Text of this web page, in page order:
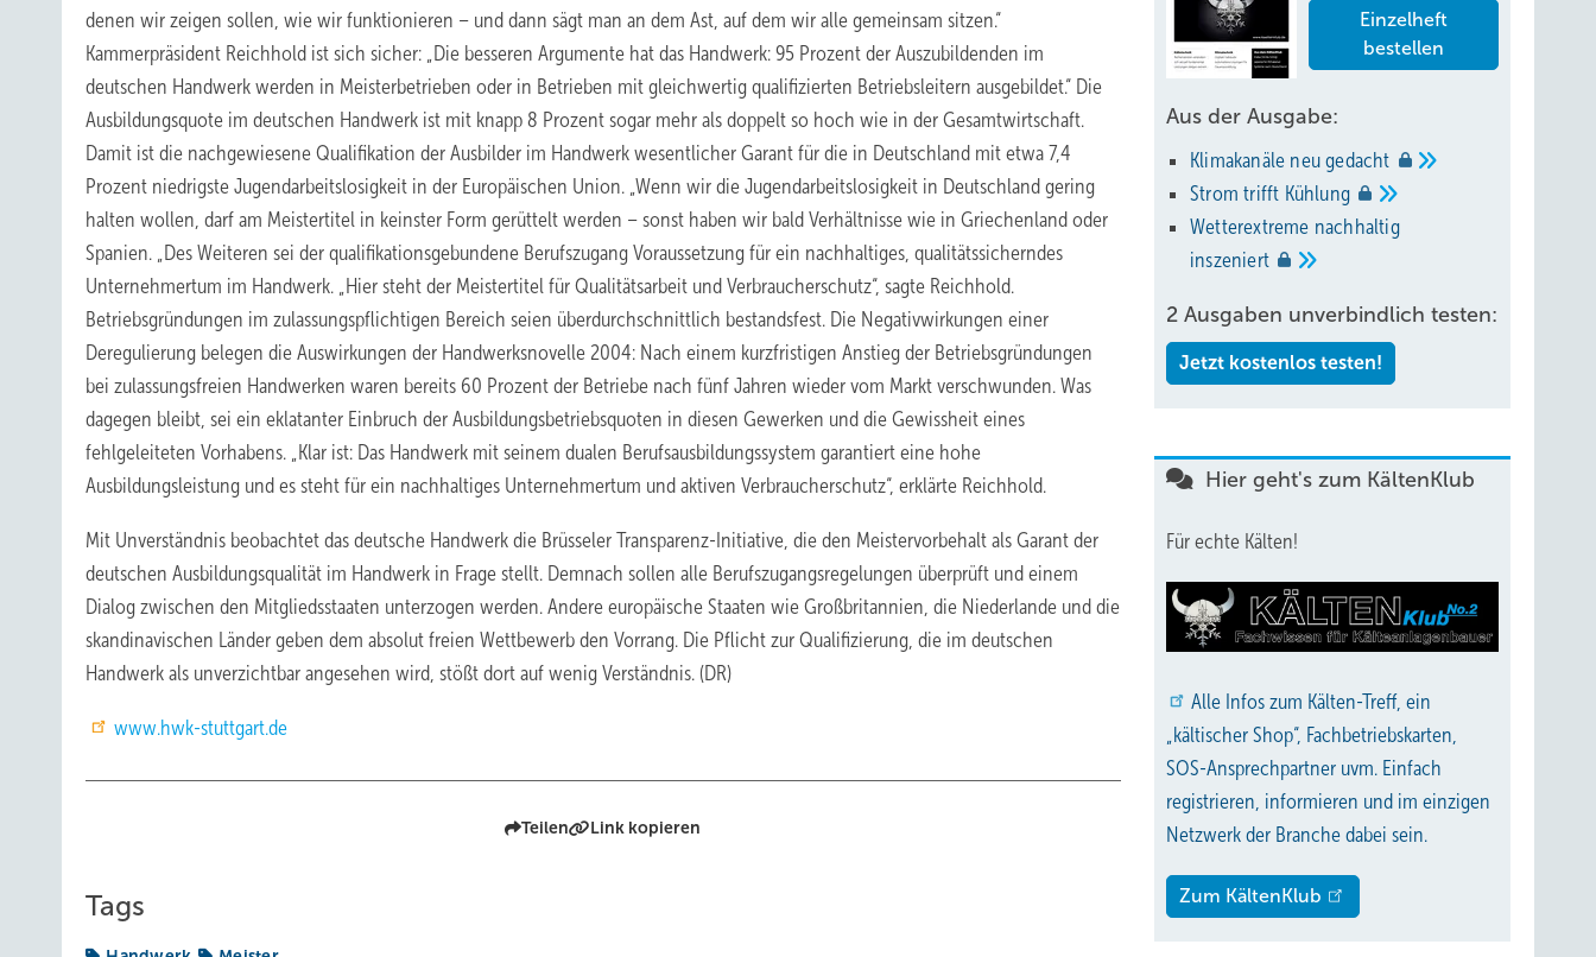
denen wir zeigen sollen, wie wir funktionieren – und dann sägt man an dem Ast, auf dem wir alle gemeinsam sitzen.“
Kammerpräsident Reichhold ist sich sicher: „Die besseren Argumente hat das Handwerk: 95 Prozent der Auszubildenden im
deutschen Handwerk werden in Meisterbetrieben oder in Betrieben mit gleichwertig qualifizierten Betriebsleitern ausgebildet.“ Die
Ausbildungsquote im deutschen Handwerk ist mit knapp 8 Prozent sogar mehr als doppelt so hoch wie in der Gesamtwirtschaft.
Damit ist die nachgewiesene Qualifikation der Ausbilder im Handwerk wesentlicher Garant für die in Deutschland mit etwa 7,4
Prozent niedrigste Jugendarbeitslosigkeit in der Europäischen Union. „Wenn wir die Jugendarbeitslosigkeit in Deutschland gering
halten wollen, darf am Meistertitel in keinster Form gerüttelt werden – sonst haben wir bald Verhältnisse wie in Griechenland oder
Spanien. „Des Weiteren sei der qualifikationsgebundene Berufszugang Voraussetzung für ein nachhaltiges, qualitätssicherndes
Unternehmertum im Handwerk. „Hier steht der Meistertitel für Qualitätsarbeit und Verbraucherschutz“, sagte Reichhold.
Betriebsgründungen im zulassungspflichtigen Bereich seien überdurchschnittlich bestandsfest. Die Negativwirkungen einer
Deregulierung belegen die Auswirkungen der Handwerksnovelle 2004: Nach einem kurzfristigen Anstieg der Betriebsgründungen
bei zulassungsfreien Handwerken waren bereits 60 Prozent der Betriebe nach fünf Jahren wieder vom Markt verschwunden. Was
dagegen bleibt, sei ein eklatanter Einbruch der Ausbildungsbetriebsquoten in diesen Gewerken und die Gewissheit eines
fehlgeleiteten Vorhabens. „Klar ist: Das Handwerk mit seinem dualen Berufsausbildungssystem garantiert eine hohe
Ausbildungsleistung und es steht für ein nachhaltiges Unternehmertum und aktiven Verbraucherschutz“, erklärte Reichhold.
Mit Unverständnis beobachtet das deutsche Handwerk die Brüsseler Transparenz-Initiative, die den Meistervorbehalt als Garant der
deutschen Ausbildungsqualität im Handwerk in Frage stellt. Demnach sollen alle Berufszugangsregelungen überprüft und einem
Dialog zwischen den Mitgliedsstaaten unterzogen werden. Andere europäische Staaten wie Großbritannien, die Niederlande und die
skandinavischen Länder geben dem absolut freien Wettbewerb den Vorrang. Die Pflicht zur Qualifizierung, die im deutschen
Handwerk als unverzichtbar angesehen wird, stößt dort auf wenig Verständnis. (DR)
www.hwk-stuttgart.de
Teilen Link kopieren
Tags
Einzelheft
bestellen
Aus der Ausgabe:
Klimakanäle neugedacht
Strom trifft Kühlung
Wetterextreme nachhaltig
inszeniert
2 Ausgaben unverbindlich testen:
Jetzt kostenlos testen!
Hier geht's zum KältenKlub
Für echte Kälten!
Alle Infos zum Kälten-Treff, ein
„kältischer Shop“, Fachbetriebskarten,
SOS-Ansprechpartner uvm. Einfach
registrieren, informieren und im einzigen
Netzwerk der Branche dabei sein.
Zum KältenKlub